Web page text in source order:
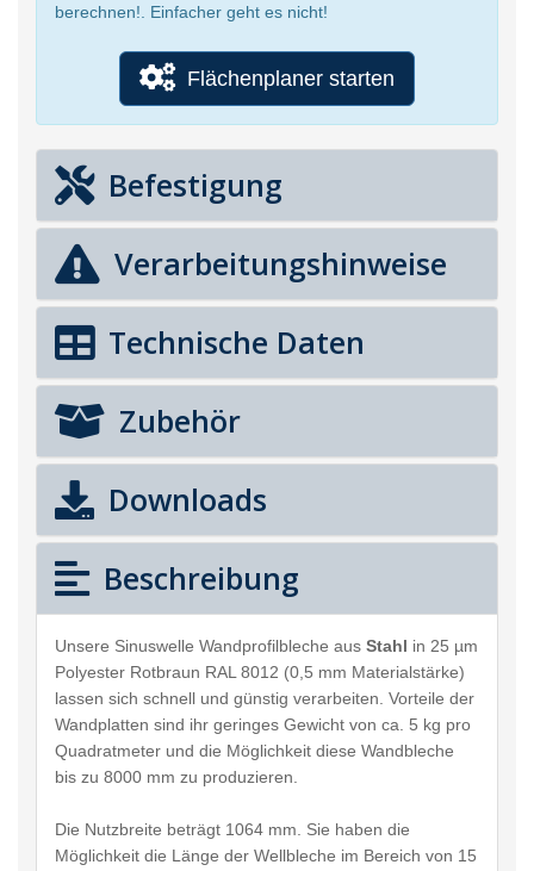
berechnen!. Einfacher geht es nicht!
Flächenplaner starten
Befestigung
Verarbeitungshinweise
Technische Daten
Zubehör
Downloads
Beschreibung
Unsere Sinuswelle Wandprofilbleche aus Stahl in 25 µm
Polyester Rotbraun RAL 8012 (0,5 mm Materialstärke)
lassen sich schnell und günstig verarbeiten. Vorteile der
Wandplatten sind ihr geringes Gewicht von ca. 5 kg pro
Quadratmeter und die Möglichkeit diese Wandbleche
bis zu 8000 mm zu produzieren.
Die Nutzbreite beträgt 1064 mm. Sie haben die
Möglichkeit die Länge der Wellbleche im Bereich von 15